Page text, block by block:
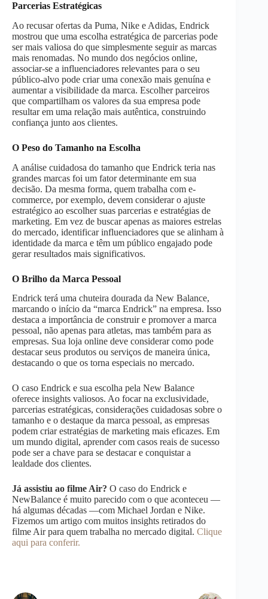
Parcerias Estratégicas
Ao recusar ofertas da Puma, Nike e Adidas, Endrick
mostrou que uma escolha estratégica de parcerias pode
ser mais valiosa do que simplesmente seguir as marcas
mais renomadas. No mundo dos negócios online,
associar-se a influenciadores relevantes para o seu
público-alvo pode criar uma conexão mais genuína e
aumentar a visibilidade da marca. Escolher parceiros
que compartilham os valores da sua empresa pode
resultar em uma relação mais autêntica, construindo
confiança junto aos clientes.
O Peso do Tamanho na Escolha
A análise cuidadosa do tamanho que Endrick teria nas
grandes marcas foi um fator determinante em sua
decisão. Da mesma forma, quem trabalha com e-
commerce, por exemplo, devem considerar o ajuste
estratégico ao escolher suas parcerias e estratégias de
marketing. Em vez de buscar apenas as maiores estrelas
do mercado, identificar influenciadores que se alinham à
identidade da marca e têm um público engajado pode
gerar resultados mais significativos.
O Brilho da Marca Pessoal
Endrick terá uma chuteira dourada da New Balance,
marcando o início da “marca Endrick” na empresa. Isso
destaca a importância de construir e promover a marca
pessoal, não apenas para atletas, mas também para as
empresas. Sua loja online deve considerar como pode
destacar seus produtos ou serviços de maneira única,
destacando o que os torna especiais no mercado.
O caso Endrick e sua escolha pela New Balance
oferece insights valiosos. Ao focar na exclusividade,
parcerias estratégicas, considerações cuidadosas sobre o
tamanho e o destaque da marca pessoal, as empresas
podem criar estratégias de marketing mais eficazes. Em
um mundo digital, aprender com casos reais de sucesso
pode ser a chave para se destacar e conquistar a
lealdade dos clientes.
Já assistiu ao filme Air? O caso do Endrick e
NewBalance é muito parecido com o que aconteceu —
há algumas décadas —com Michael Jordan e Nike.
Fizemos um artigo com muitos insights retirados do
filme Air para quem trabalha no mercado digital. Clique
aqui para conferir.